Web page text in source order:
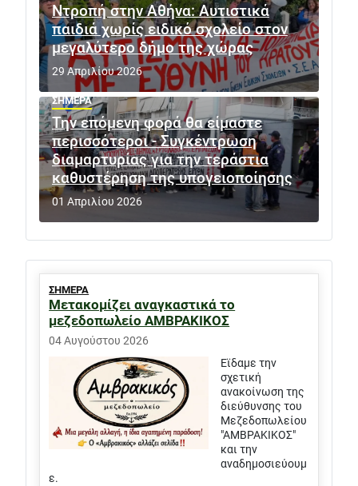
Ντροπή στην Αθήνα: Αυτιστικά
παιδιά χωρίς ειδικό σχολείο στον
μεγαλύτερο δήμο της χώρας
29 Απριλίου 2026
ΣΗΜΕΡΑ
Την επόμενη φορά θα είμαστε
περισσότεροι - Συγκέντρωση
διαμαρτυρίας για την τεράστια
καθυστέρηση της υπογειοποίησης
01 Απριλίου 2026
ΣΗΜΕΡΑ
Μετακομίζει αναγκαστικά το
μεζεδοπωλείο ΑΜΒΡΑΚΙΚΟΣ
04 Αυγούστου 2026
Εϊδαμε την
σχετική
ανακοίνωση της
διεύθυνσης του
Μεζεδοπωλείου
"ΑΜΒΡΑΚΙΚΟΣ"
και την
αναδημοσιεύουμ
ε.